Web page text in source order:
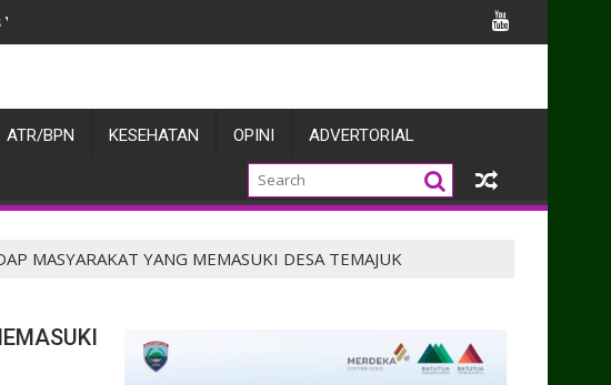
2 Marinir dan Warga Enarotali Wujudkan Paniai Bersih, Indonesia Asri
ATR/BPN KESEHATAN OPINI ADVERTORIAL
MASYARAKAT YANG MEMASUKI DESA TEMAJUK